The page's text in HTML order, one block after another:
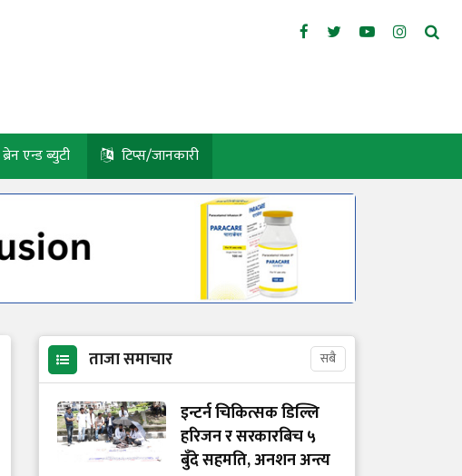
ब्रेन एन्ड ब्युटी टिप्स/जानकारी
ताजा समाचार सबै
इन्टर्न चिकित्सक डिल्लि
हरिजन र सरकारबिच ५
बुँदे सहमति, अनशन अन्त्य